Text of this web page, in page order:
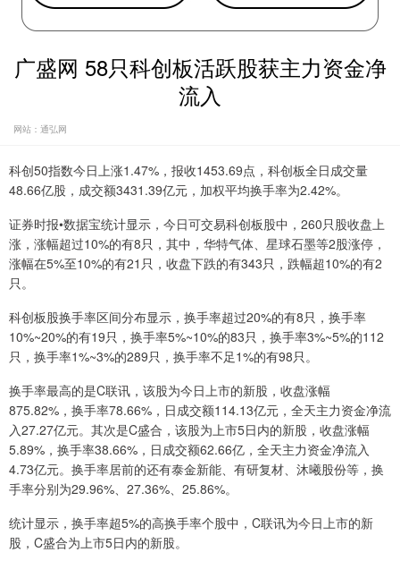
广盛网 58只科创板活跃股获主力资金净
流入
网站：通弘网
科创50指数今日上涨1.47%，报收1453.69点，科创板全日成交量
48.66亿股，成交额3431.39亿元，加权平均换手率为2.42%。
证券时报•数据宝统计显示，今日可交易科创板股中，260只股收盘上
涨，涨幅超过10%的有8只，其中，华特气体、星球石墨等2股涨停，
涨幅在5%至10%的有21只，收盘下跌的有343只，跌幅超10%的有2
只。
科创板股换手率区间分布显示，换手率超过20%的有8只，换手率
10%~20%的有19只，换手率5%~10%的83只，换手率3%~5%的112
只，换手率1%~3%的289只，换手率不足1%的有98只。
换手率最高的是C联讯，该股为今日上市的新股，收盘涨幅
875.82%，换手率78.66%，日成交额114.13亿元，全天主力资金净流
入27.27亿元。其次是C盛合，该股为上市5日内的新股，收盘涨幅
5.89%，换手率38.66%，日成交额62.66亿，全天主力资金净流入
4.73亿元。换手率居前的还有泰金新能、有研复材、沐曦股份等，换
手率分别为29.96%、27.36%、25.86%。
统计显示，换手率超5%的高换手率个股中，C联讯为今日上市的新
股，C盛合为上市5日内的新股。